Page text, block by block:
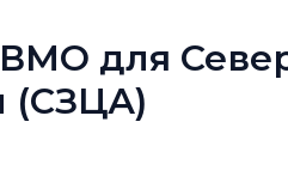
для
(СЗЦА)